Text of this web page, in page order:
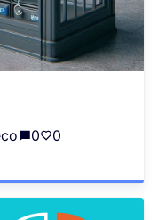
0 0